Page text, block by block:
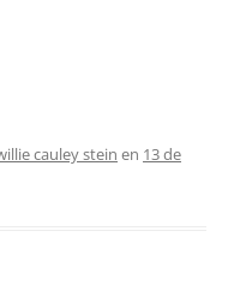
cauley stein en 13 de